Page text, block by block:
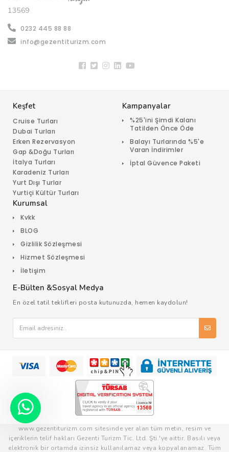
13569
0232 445 88 88
info@gezentiturizm.com
Keşfet
Cruise Turları
Dubai Turları
Erken Rezervasyon
Gap &Doğu Turları
İtalya Turları
Karadeniz Turları
Yurt Dışı Turlar
Yurtiçi Kültür Turları
Kampanyalar
%25'ini Şimdi Kalanı
Tatilden Önce Öde
Balayı Turlarında %5'e
Varan İndirimler
İptal Güvence Paketi
Kurumsal
Kvkk
BLOG
Gizlilik Sözleşmesi
Hizmet Sözleşmesi
İletişim
E-Bülten &Sosyal Medya
En özel tatil teklifleri posta kutunuzda, hemen kaydolun!
www.gezentiturizm.com sitesinde yer alan tüm metin, resim ve
içeriklerin telif hakları Gezenti Turizm Tic. Ltd. Şti.'ye aittir. Basılı veya
elektronik bir ortamda izinsiz kullanılamaz veya kopyalanamaz. Tüm